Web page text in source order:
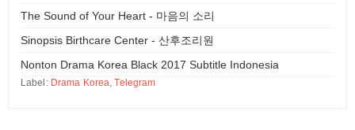
The Sound of Your Heart - 마음의 소리
Sinopsis Birthcare Center - 산후조리원
Nonton Drama Korea Black 2017 Subtitle Indonesia
Label: Drama Korea ,Telegram